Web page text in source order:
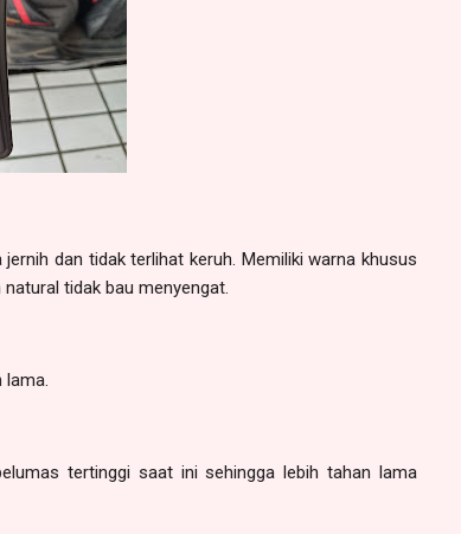
dan tidak terlihat keruh. Memiliki warna khusus
tidak bau menyengat.
tertinggi saat ini sehingga lebih tahan lama